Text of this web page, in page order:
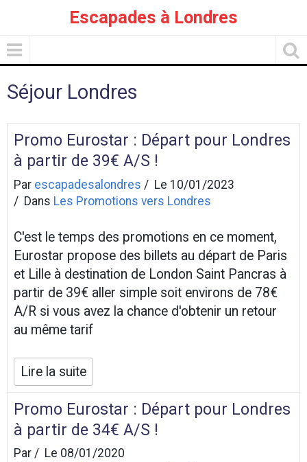
Escapades à Londres
Séjour Londres
Promo Eurostar : Départ pour Londres
à partir de 39€ A/S !
Par escapadesalondres
Le 10/01/2023
Dans Les Promotions vers Londres
C'est le temps des promotions en ce moment,
Eurostar propose des billets au départ de Paris
et Lille à destination de London Saint Pancras à
partir de 39€ aller simple soit environs de 78€
A/R si vous avez la chance d'obtenir un retour
au même tarif
Lire la suite
Promo Eurostar : Départ pour Londres
à partir de 34€ A/S !
Par
Le 08/01/2020